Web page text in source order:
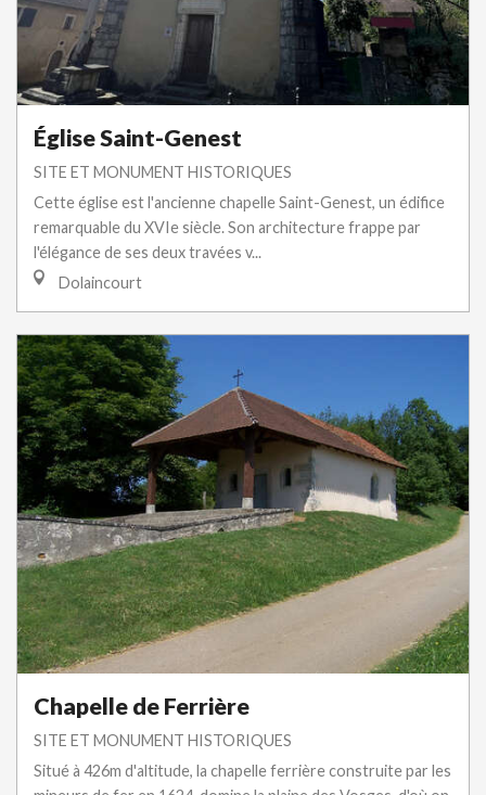
Église Saint-Genest
SITE ET MONUMENT HISTORIQUES
Cette église est l'ancienne chapelle Saint-Genest, un édifice
remarquable du XVIe siècle. Son architecture frappe par
l'élégance de ses deux travées v...
Dolaincourt
Chapelle de Ferrière
SITE ET MONUMENT HISTORIQUES
Situé à 426m d'altitude, la chapelle ferrière construite par les